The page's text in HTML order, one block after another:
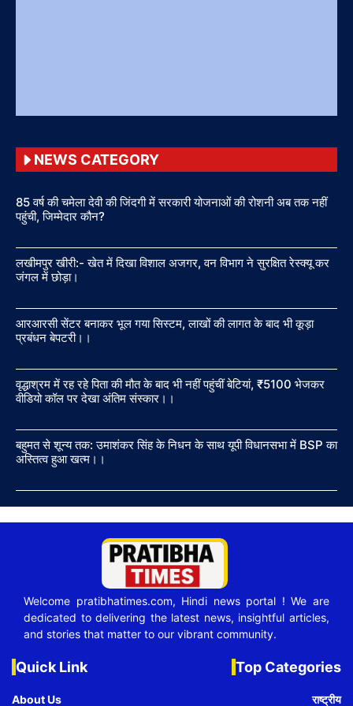
NEWS CATEGORY
85 वर्ष की चमेला देवी की जिंदगी में सरकारी योजनाओं की रोशनी अब तक नहीं
पहुंची, जिम्मेदार कौन?
लखीमपुर खीरी:- खेत में दिखा विशाल अजगर, वन विभाग ने सुरक्षित रेस्क्यू कर
जंगल में छोड़ा।
आरआरसी सेंटर बनाकर भूल गया सिस्टम, लाखों की लागत के बाद भी कूड़ा
प्रबंधन बेपटरी।।
वृद्धाश्रम में रह रहे पिता की मौत के बाद भी नहीं पहुंचीं बेटियां, ₹5100 भेजकर
वीडियो कॉल पर देखा अंतिम संस्कार।।
बहुमत से शून्य तक: उमाशंकर सिंह के निधन के साथ यूपी विधानसभा में BSP का
अस्तित्व हुआ खत्म।।
Welcome pratibhatimes.com, Hindi news portal ! We are
dedicated to delivering the latest news, insightful articles,
and stories that matter to our vibrant community.
Quick Link
About Us
Top Categories
राष्ट्रीय